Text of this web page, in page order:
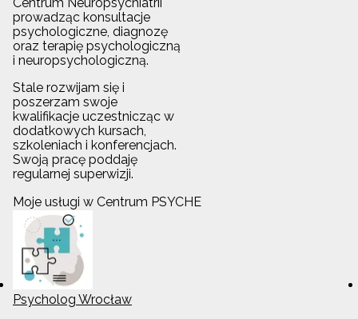
Centrum Neuropsychiatrii
prowadząc konsultacje
psychologiczne, diagnozę
oraz terapię psychologiczną
i neuropsychologiczną.
Stale rozwijam się i
poszerzam swoje
kwalifikacje uczestnicząc w
dodatkowych kursach,
szkoleniach i konferencjach.
Swoją pracę poddaję
regularnej superwizji.
Moje usługi w Centrum PSYCHE
Psycholog Wrocław